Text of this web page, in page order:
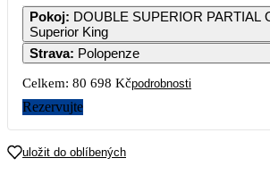
40 349 65 739
7
52 629
8 9 10 11
14
53 939
15 16
21
52 629
22 23 24 25
Pokoj: DOUBLE SUPERIOR PARTIAL
Superior King
Strava: Polopenze
Celkem: 80 698 Kčpodrobnosti
Rezervujte
uložit do oblíbených